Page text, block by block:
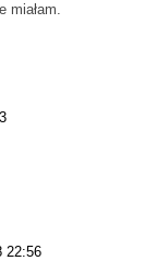
miałam.
22:56